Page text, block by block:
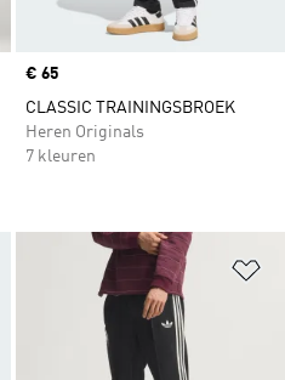
Price
€ 65
CLASSIC TRAININGSBROEK
Heren Originals
7 kleuren
Op verlanglijst zetten